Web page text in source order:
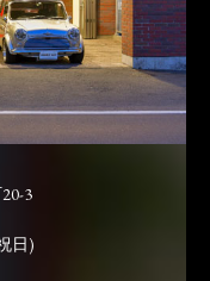
3
日)